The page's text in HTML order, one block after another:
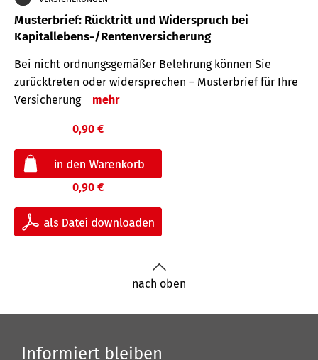
Musterbrief: Rücktritt und Widerspruch bei
Kapitallebens-/Rentenversicherung
Bei nicht ordnungsgemäßer Belehrung können Sie
zurücktreten oder widersprechen – Musterbrief für Ihre
Versicherung
mehr
0,90 €
0,90 €
nach oben
Informiert bleiben